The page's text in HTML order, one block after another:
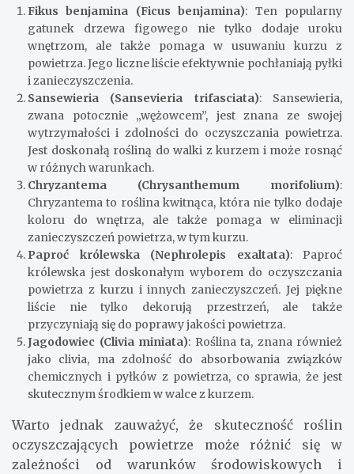
Fikus benjamina (Ficus benjamina): Ten popularny
gatunek drzewa figowego nie tylko dodaje uroku
wnętrzom, ale także pomaga w usuwaniu kurzu z
powietrza. Jego liczne liście efektywnie pochłaniają pyłki
i zanieczyszczenia.
Sansewieria (Sansevieria trifasciata): Sansewieria,
zwana potocznie „wężowcem”, jest znana ze swojej
wytrzymałości i zdolności do oczyszczania powietrza.
Jest doskonałą rośliną do walki z kurzem i może rosnąć
w różnych warunkach.
Chryzantema (Chrysanthemum morifolium):
Chryzantema to roślina kwitnąca, która nie tylko dodaje
koloru do wnętrza, ale także pomaga w eliminacji
zanieczyszczeń powietrza, w tym kurzu.
Paproć królewska (Nephrolepis exaltata): Paproć
królewska jest doskonałym wyborem do oczyszczania
powietrza z kurzu i innych zanieczyszczeń. Jej piękne
liście nie tylko dekorują przestrzeń, ale także
przyczyniają się do poprawy jakości powietrza.
Jagodowiec (Clivia miniata): Roślina ta, znana również
jako clivia, ma zdolność do absorbowania związków
chemicznych i pyłków z powietrza, co sprawia, że jest
skutecznym środkiem w walce z kurzem.
Warto jednak zauważyć, że skuteczność roślin
oczyszczających powietrze może różnić się w
zależności od warunków środowiskowych i